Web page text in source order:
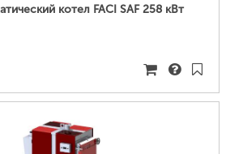
котел FACI SAF 258 кВт